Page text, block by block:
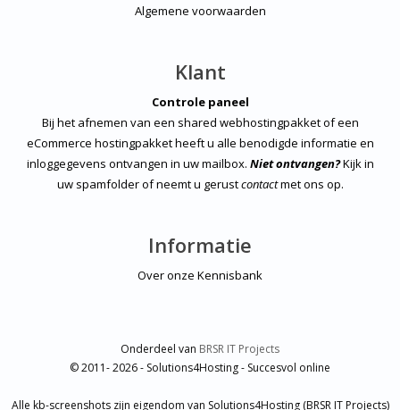
Algemene voorwaarden
Klant
Controle paneel
Bij het afnemen van een shared webhostingpakket of een
eCommerce hostingpakket heeft u alle benodigde informatie en
inloggegevens ontvangen in uw mailbox. Niet ontvangen?Kijk in
uw spamfolder of neemt u gerustcontactmet ons op.
Informatie
Over onze Kennisbank
Onderdeel van BRSR IT Projects
© 2011- 2026 - Solutions4Hosting - Succesvol online
Alle kb-screenshots zijn eigendom van Solutions4Hosting (BRSR IT Projects)